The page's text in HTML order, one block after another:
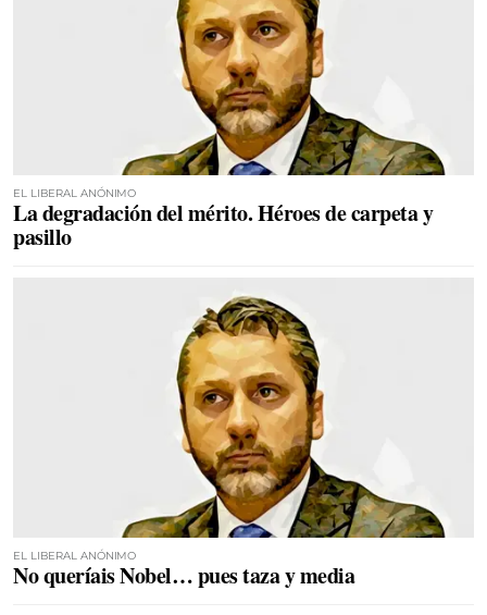
EL LIBERAL ANÓNIMO
La degradación del mérito. Héroes de carpeta y
pasillo
EL LIBERAL ANÓNIMO
No queríais Nobel… pues taza y media